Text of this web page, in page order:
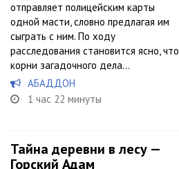
отправляет полицейским карты
одной масти, словно предлагая им
сыграть с ним. По ходу
расследования становится ясно, что
корни загадочного дела...
АБАДДОН
1 час 22 минуты
Тайна деревни в лесу —
Горский Адам